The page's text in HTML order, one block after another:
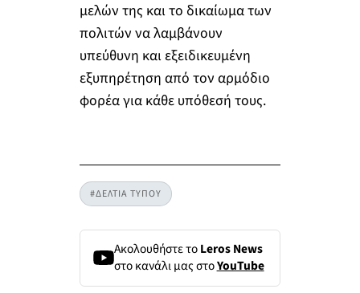
μελών της και το δικαίωμα των
πολιτών να λαμβάνουν
υπεύθυνη και εξειδικευμένη
εξυπηρέτηση από τον αρμόδιο
φορέα για κάθε υπόθεσή τους.
#ΔΕΛΤΙΑ ΤΥΠΟΥ
Ακολουθήστε τοLeros News
στο κανάλι μας στοYouTube